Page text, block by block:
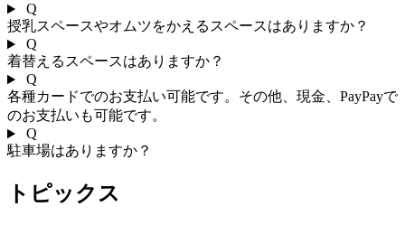
Q
授乳スペースやオムツをかえるスペースはありますか？
Q
着替えるスペースはありますか？
Q
各種カードでのお支払い可能です。その他、現金、PayPayで
のお支払いも可能です。
Q
駐車場はありますか？
トピックス